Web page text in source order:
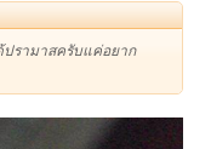
ปรามาสครับแค่อยาก